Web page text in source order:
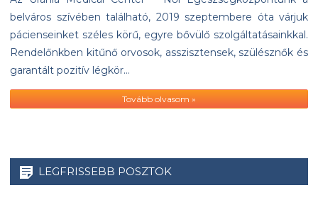
belváros szívében található, 2019 szeptembere óta várjuk
pácienseinket széles körű, egyre bővülő szolgáltatásainkkal.
Rendelőnkben kitűnő orvosok, asszisztensek, szülésznők és
garantált pozitív légkör…
Tovább olvasom »
LEGFRISSEBB POSZTOK